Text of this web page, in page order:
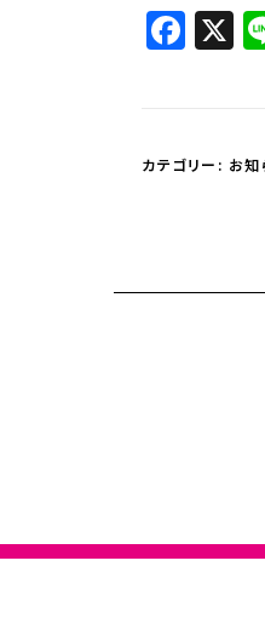
X
カテゴリー: お知